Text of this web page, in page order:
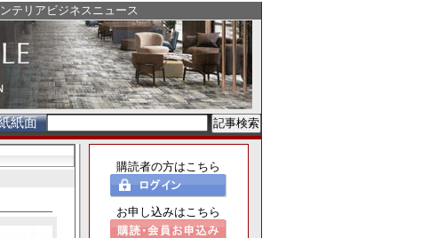
テリアビジネスニュース
紙面
購読者の方はこちら
お申し込みはこちら